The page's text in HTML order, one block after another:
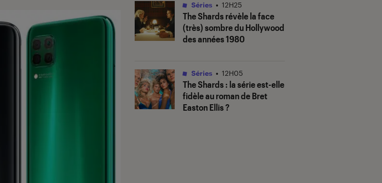
The Shardsrévèle la face
(très) sombre du Hollywood
des années 1980
Séries • 12H25
The Shards: la série est-elle
fidèle au roman de Bret
Easton Ellis ?
Séries • 12H05